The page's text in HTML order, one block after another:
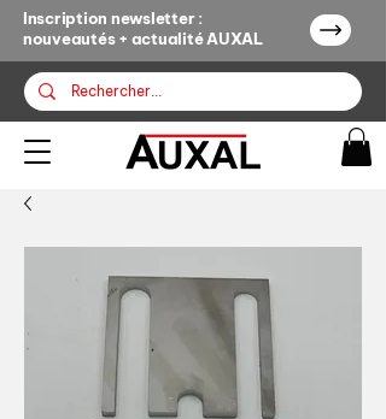
Inscription newsletter :
nouveautés + actualité AUXAL